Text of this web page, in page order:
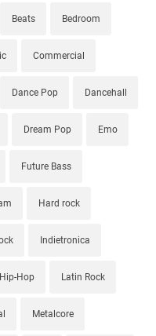
Beats Bedroom
Commercial
Dance Pop Dancehall
Dream Pop Emo
Future Bass
Hard rock
Indietronica
Hop Latin Rock
Metalcore